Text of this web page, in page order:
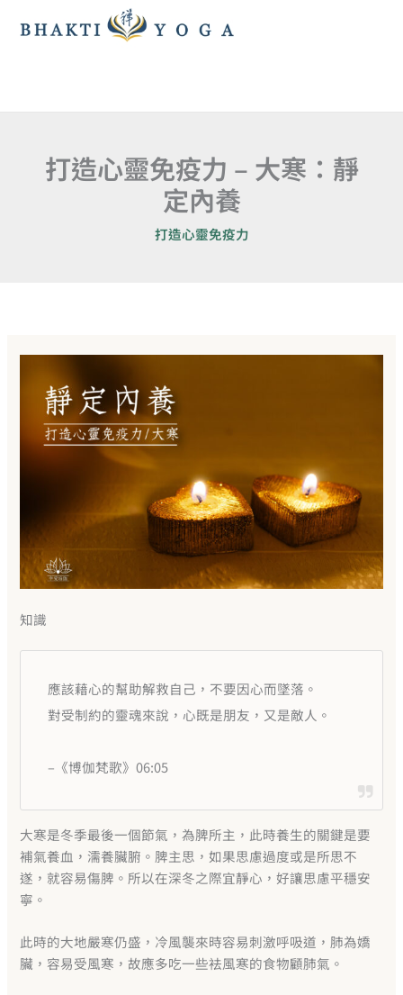
容
打造心靈免疫力 – 大寒：靜
定內養
打造心靈免疫力
知識
應該藉心的幫助解救自己，不要因心而墜落。
對受制約的靈魂來說，心既是朋友，又是敵人。
–《博伽梵歌》06:05
大寒是冬季最後一個節氣，為脾所主，此時養生的關鍵是要
補氣養血，濡養臟腑。脾主思，如果思慮過度或是所思不
遂，就容易傷脾。所以在深冬之際宜靜心，好讓思慮平穩安
寧。
此時的大地嚴寒仍盛，冷風襲來時容易刺激呼吸道，肺為嬌
臟，容易受風寒，故應多吃一些袪風寒的食物顧肺氣。